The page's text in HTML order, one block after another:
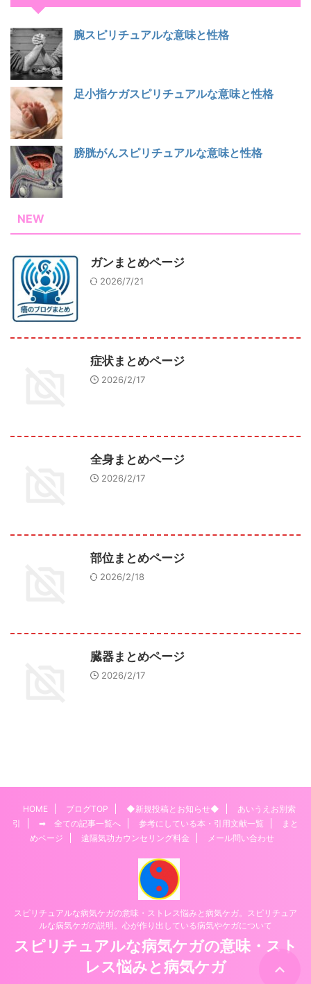
腕スピリチュアルな意味と性格
足小指ケガスピリチュアルな意味と性格
膀胱がんスピリチュアルな意味と性格
NEW
ガンまとめページ
2026/7/21
症状まとめページ
2026/2/17
全身まとめページ
2026/2/17
部位まとめページ
2026/2/18
臓器まとめページ
2026/2/17
HOME ブログTOP ◆新規投稿とお知らせ◆
あいうえお別索
引
➡ 全ての記事一覧へ 参考にしている本・引用文献一覧
まと
めページ
遠隔気功カウンセリング料金 メール問い合わせ
スピリチュアルな病気ケガの意味・ストレス悩みと病気ケガ。スピリチュア
ルな病気ケガの説明。心が作り出している病気やケガについて
スピリチュアルな病気ケガの意味・スト
レス悩みと病気ケガ